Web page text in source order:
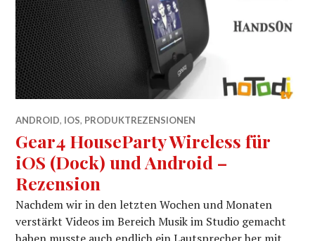
ANDROID, IOS, PRODUKTREZENSIONEN
Gear4 HouseParty Wireless für
iOS (Dock) und Android –
Rezension
Nachdem wir in den letzten Wochen und Monaten
verstärkt Videos im Bereich Musik im Studio gemacht